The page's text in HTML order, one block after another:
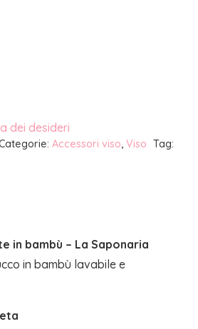
dei desideri
Accessori viso Viso Tag:
in bambù – La Saponaria
in bambù lavabile e